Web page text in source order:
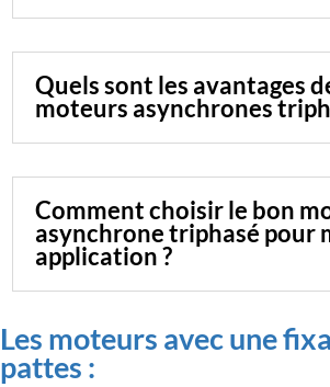
Quels sont les avantages
moteurs asynchrones
Comment choisir le bon
asynchrone triphasé pour
application ?
Les moteurs avec une
pattes :